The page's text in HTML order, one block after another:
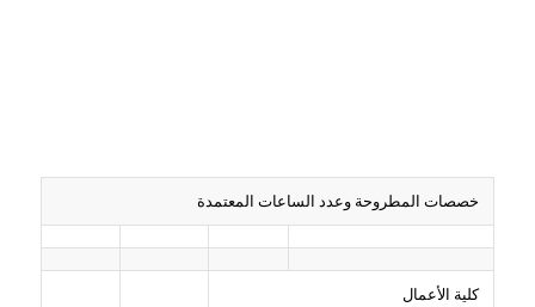
خصصات المطروحة وعدد الساعات المعتمدة
كلية الأعمال